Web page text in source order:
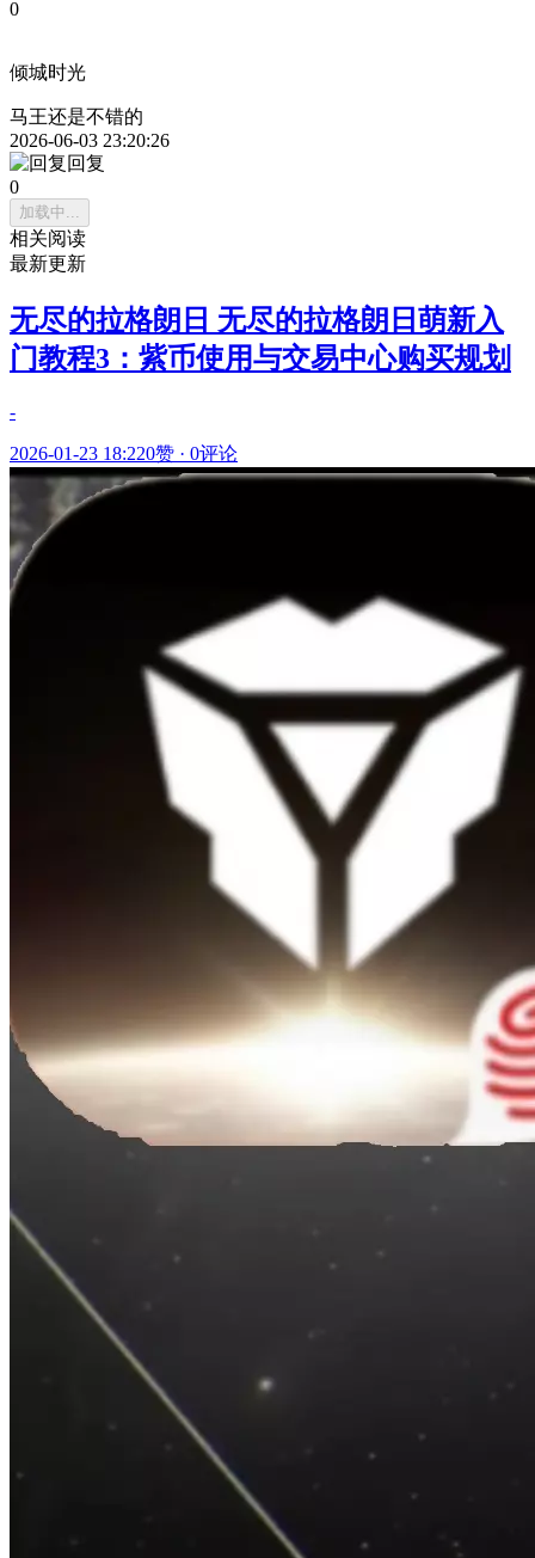
0
倾城时光
马王还是不错的
2026-06-03 23:20:26
回复
0
加载中...
相关阅读
最新更新
无尽的拉格朗日 无尽的拉格朗日萌新入
门教程3：紫币使用与交易中心购买规划
-
2026-01-23 18:220赞 · 0评论